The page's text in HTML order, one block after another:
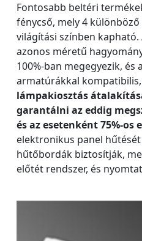
Fontosabb beltéri
fénycső, mely 4
világítási színben kapható.
azonos méretű
100%-ban megegyezik, és
armatúrákkal kompatibilis,
lámpakiosztás
garantálni az eddig
és az esetenként 75%-
elektronikus panel
hűtőbordák biztosítják,
előtét rendszer, és